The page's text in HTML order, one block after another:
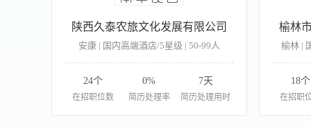
陕西久泰农旅文化发展有限公司
安康 | 国内高端酒店/5星级 | 50-99人
24个
在招职位数
0%
简历处理率
7天
简历处理用时
榆林
榆林 |
18个
在招职